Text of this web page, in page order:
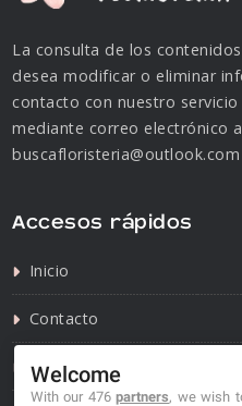
La consulta de los
desea modificar o eliminar
contacto con nuestro
mediante correo electrónico
buscafloristeria@outlook.com
Accesos rápidos
Inicio
Contacto
Política de privacidad
Welcome
With our 476partners, we wish